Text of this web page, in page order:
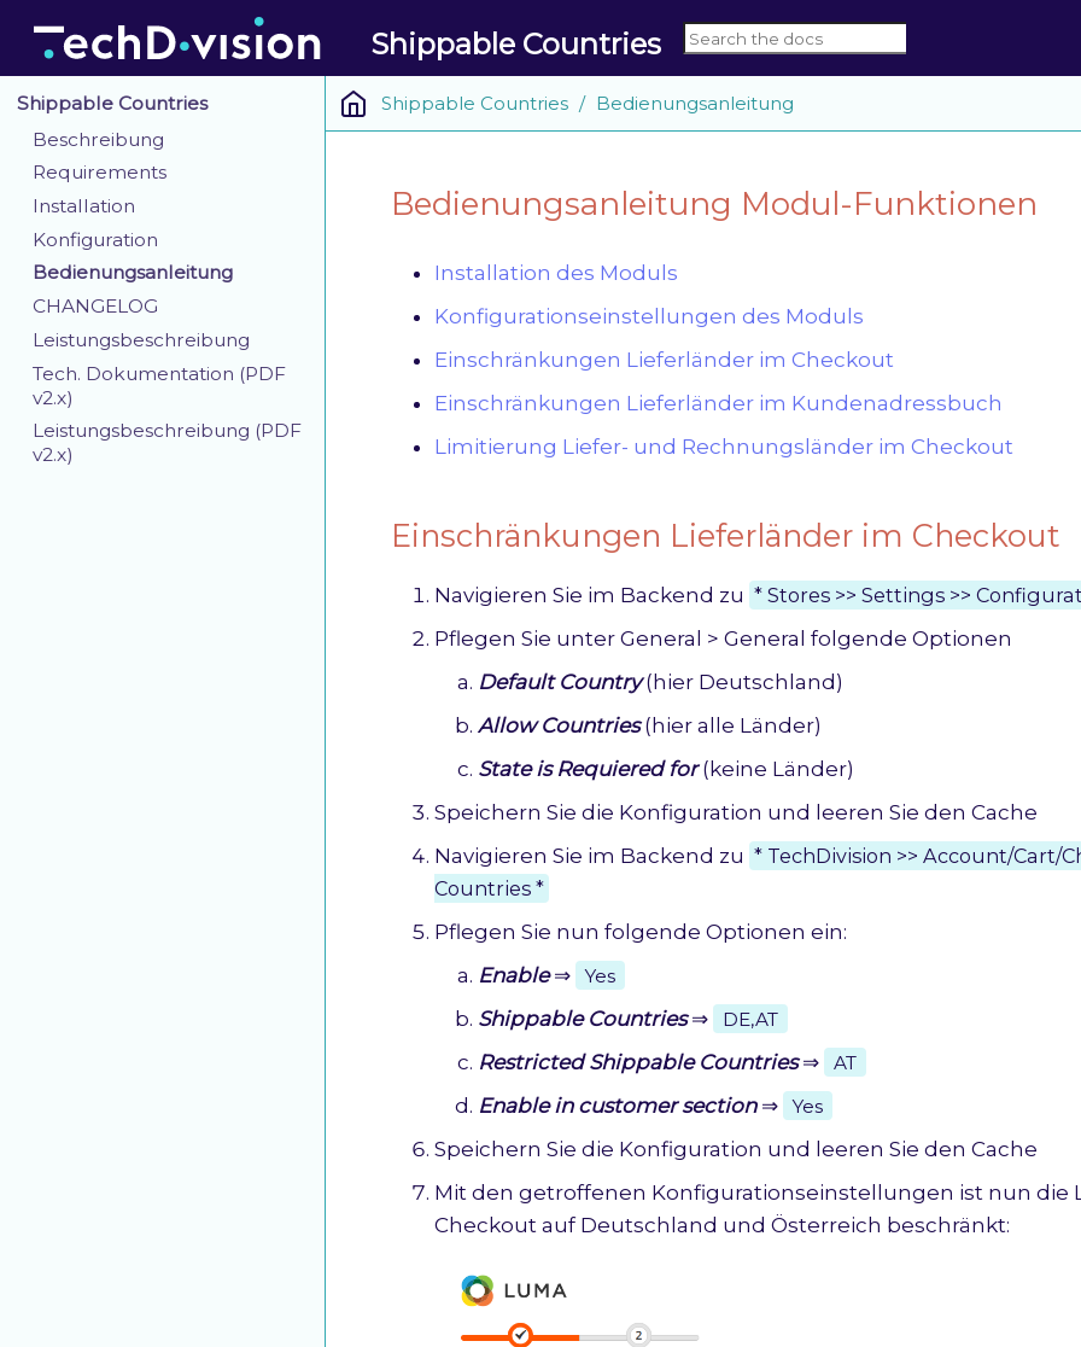
Shippable Countries
Shippable Countries
Beschreibung
Requirements
Installation
Konfiguration
Bedienungsanleitung
CHANGELOG
Leistungsbeschreibung
Tech. Dokumentation (PDF
v2.x)
Leistungsbeschreibung (PDF
v2.x)
Shippable Countries Bedienungsanleitung
Bedienungsanleitung Modul-Funktionen
Installation des Moduls
Konfigurationseinstellungen des Moduls
Einschränkungen Lieferländer im Checkout
Einschränkungen Lieferländer im Kundenadressbuch
Limitierung Liefer- und Rechnungsländer im Checkout
Einschränkungen Lieferländer im Checkout
Navigieren Sie im Backend zu * Stores >> Settings >>
Pflegen Sie unter General > General folgende Optionen
Default Country(hier Deutschland)
Allow Countries(hier alle Länder)
State is Requiered for(keine Länder)
Speichern Sie die Konfiguration und leeren Sie den Cache
Navigieren Sie im Backend zu * TechDivision >> Account/Cart/
Countries *
Pflegen Sie nun folgende Optionen ein:
Enable⇒ Yes
Shippable Countries⇒ DE,AT
Restricted Shippable Countries⇒ AT
Enable in customer section⇒ Yes
Speichern Sie die Konfiguration und leeren Sie den Cache
Mit den getroffenen Konfigurationseinstellungen ist nun die
Checkout auf Deutschland und Österreich beschränkt: